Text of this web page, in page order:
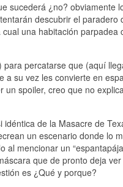
sucederá ¿no? obviamente
descubrir el paradero
una habitación parpadea
percatarse que (aquí
su vez les convierte en
spoiler, creo que no
de la Masacre de
un escenario donde lo
mencionar un
que de pronto deja
es ¿Qué y porque?